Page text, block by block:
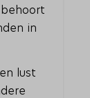
in
lust